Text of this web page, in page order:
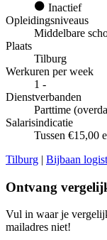
Inactief
Opleidingsniveaus
Middelbare
Plaats
Tilburg
Werkuren per week
1 -
Dienstverbanden
Parttime
Salarisindicatie
Tussen €15,00
Tilburg | Bijbaan
Ontvang
Vul in waar je
mailadres niet!